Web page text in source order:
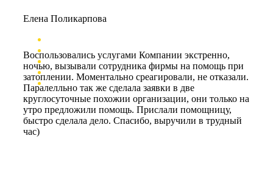
Воспользовались услугами Компании экстренно,
ночью, вызывали сотрудника фирмы на помощь при
затоплении. Моментально среагировали, не отказали.
Паралелльно так же сделала заявки в две
круглосуточные похожии организации, они только на
утро предложили помощь. Прислали помощницу,
быстро сделала дело. Спасибо, выручили в трудный
час)
Елена Поликарпова